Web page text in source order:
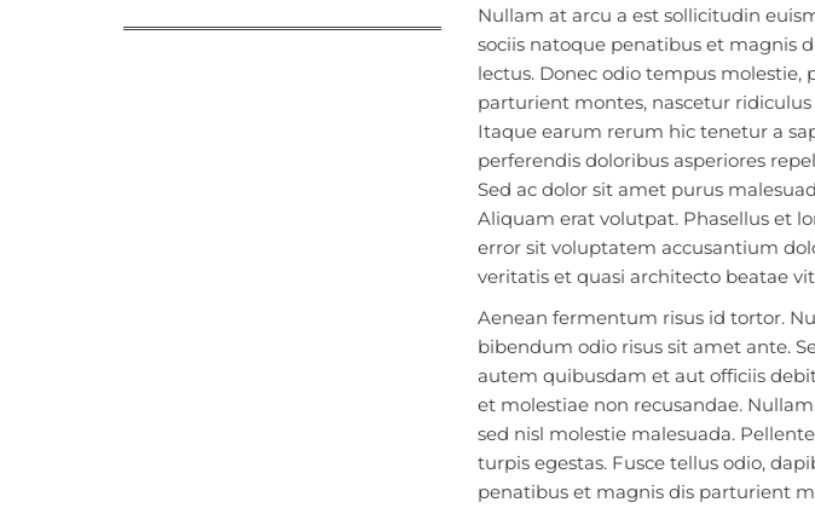
Nullam at arcu a est sollicitudin
sociis natoque penatibus et magnis
lectus. Donec odio tempus molestie,
parturient montes, nascetur
Itaque earum rerum hic tenetur a
perferendis doloribus asperiores
Sed ac dolor sit amet purus
Aliquam erat volutpat. Phasellus et
error sit voluptatem accusantium
veritatis et quasi architecto beatae
Aenean fermentum risus id tortor.
bibendum odio risus sit amet ante.
autem quibusdam et aut officiis
et molestiae non recusandae.
sed nisl molestie malesuada.
turpis egestas. Fusce tellus odio,
penatibus et magnis dis parturient